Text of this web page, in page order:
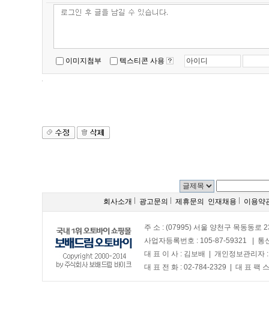
회사소개 광고문의 제휴문의 인재채용 이용약
주 소 : (07995) 서울 양천구 목동동로
사업자등록번호 : 105-87-59321 | 통
대 표 이 사 : 김보배 | 개인정보관리자
대 표 전 화 : 02-784-2329 | 대 표 팩